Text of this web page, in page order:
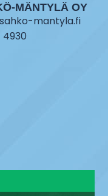
MÄNTYLÄ OY
mantyla.fi
4930